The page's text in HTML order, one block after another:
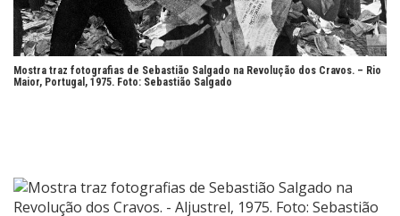
Mostra traz fotografias de Sebastião Salgado na Revolução dos Cravos. – Rio
Maior, Portugal, 1975. Foto: Sebastião Salgado